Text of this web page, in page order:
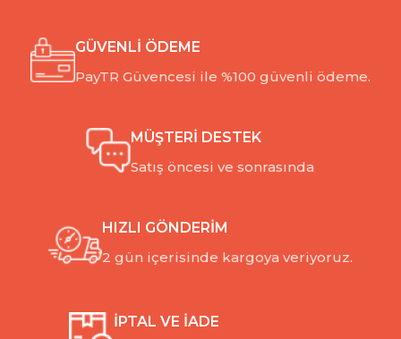
GÜVENLİ ÖDEME
PayTR Güvencesi ile %100 güvenli ödeme.
MÜŞTERİ DESTEK
Satış öncesi ve sonrasında
HIZLI GÖNDERİM
2 gün içerisinde kargoya veriyoruz.
İPTAL VE İADE